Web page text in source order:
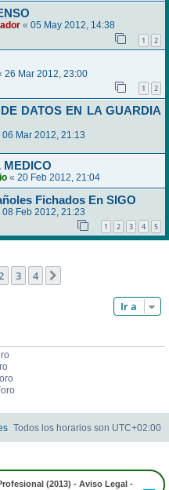
« 05 May 2012, 14:38
1 2
26 Mar 2012, 23:00
1 2
DATOS EN LA GUARDIA
06 Mar 2012, 21:13
MEDICO
« 20 Feb 2012, 21:04
Fichados En SIGO
08 Feb 2012, 21:23
1 2 3 4 5
3 4
Ir a
Todos los horarios son UTC+02:00
(2013) - Aviso Legal -